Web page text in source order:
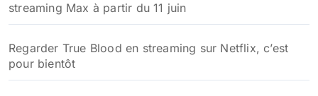
streaming Max à partir du 11 juin
Regarder True Blood en streaming sur Netflix, c’est
pour bientôt